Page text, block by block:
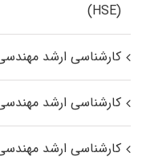
(HSE)
کارشناسی ارشد
کارشناسی ارشد
کارشناسی ارشد